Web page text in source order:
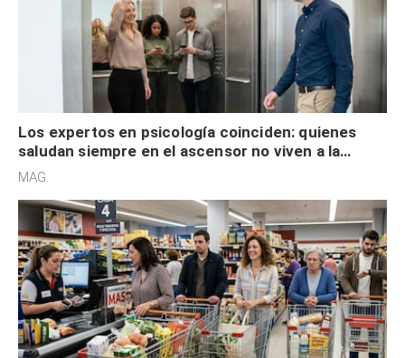
Los expertos en psicología coinciden: quienes
saludan siempre en el ascensor no viven a la
defensiva y tienen apertura social
MAG.